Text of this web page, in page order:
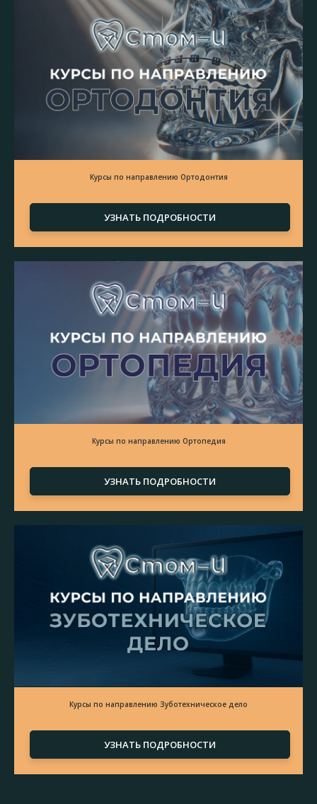
Курсы по направлению Ортодонтия
УЗНАТЬ ПОДРОБНОСТИ
Курсы по направлению Ортопедия
УЗНАТЬ ПОДРОБНОСТИ
Курсы по направлению Зуботехническое дело
УЗНАТЬ ПОДРОБНОСТИ